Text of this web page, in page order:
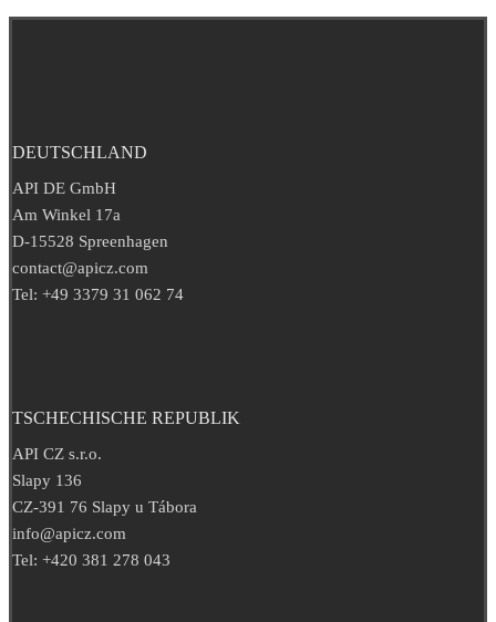
DEUTSCHLAND
API DE GmbH
Am Winkel 17a
D-15528 Spreenhagen
contact@apicz.com
Tel: +49 3379 31 062 74
TSCHECHISCHE REPUBLIK
API CZ s.r.o.
Slapy 136
CZ-391 76 Slapy u Tábora
info@apicz.com
Tel: +420 381 278 043